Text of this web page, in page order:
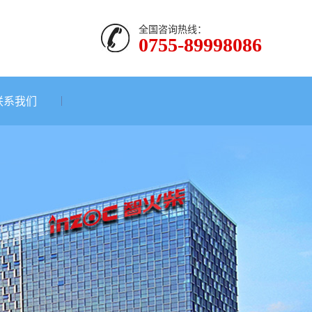
全国咨询热线：
0755-89998086
系我们